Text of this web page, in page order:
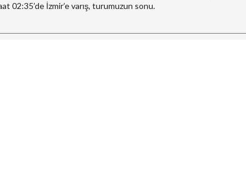
02:35’de İzmir’e varış, turumuzun sonu.